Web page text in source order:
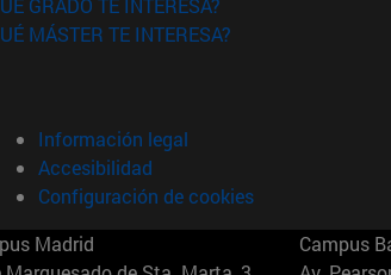
GRADO TE INTERESA?
MÁSTER TE INTERESA?
Información legal
Accesibilidad
Configuración de cookies
Madrid
Campus